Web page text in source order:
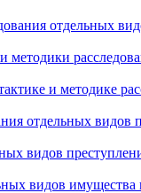
отдельных
методики
и методике
отдельных видов
видов
видов